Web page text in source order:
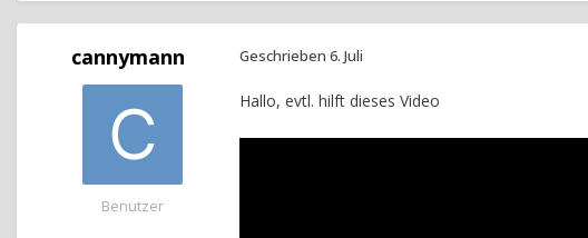
cannymann
Benutzer
Geschrieben 6. Juli
Hallo, evtl. hilft dieses Video